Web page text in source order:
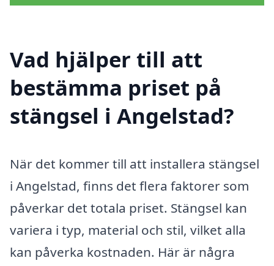
Vad hjälper till att
bestämma priset på
stängsel i Angelstad?
När det kommer till att installera stängsel
i Angelstad, finns det flera faktorer som
påverkar det totala priset. Stängsel kan
variera i typ, material och stil, vilket alla
kan påverka kostnaden. Här är några